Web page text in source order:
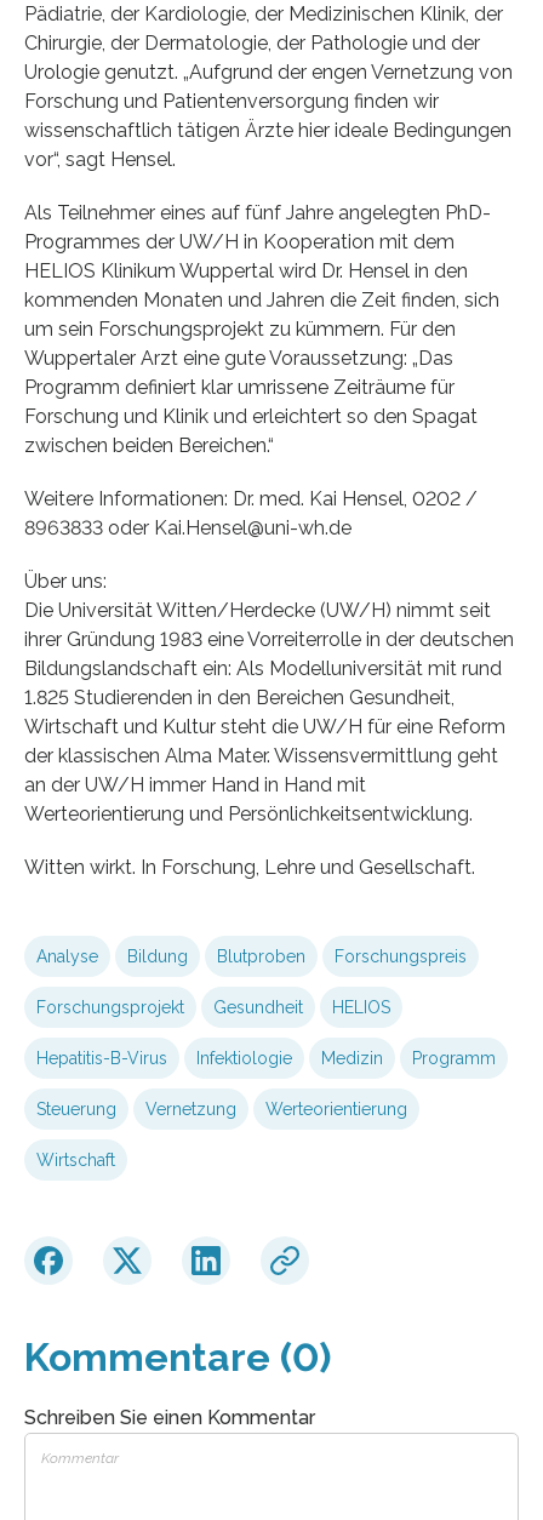
Pädiatrie, der Kardiologie, der Medizinischen Klinik, der
Chirurgie, der Dermatologie, der Pathologie und der
Urologie genutzt. „Aufgrund der engen Vernetzung von
Forschung und Patientenversorgung finden wir
wissenschaftlich tätigen Ärzte hier ideale Bedingungen
vor“, sagt Hensel.
Als Teilnehmer eines auf fünf Jahre angelegten PhD-
Programmes der UW/H in Kooperation mit dem
HELIOS Klinikum Wuppertal wird Dr. Hensel in den
kommenden Monaten und Jahren die Zeit finden, sich
um sein Forschungsprojekt zu kümmern. Für den
Wuppertaler Arzt eine gute Voraussetzung: „Das
Programm definiert klar umrissene Zeiträume für
Forschung und Klinik und erleichtert so den Spagat
zwischen beiden Bereichen.“
Weitere Informationen: Dr. med. Kai Hensel, 0202 /
8963833 oder Kai.Hensel@uni-wh.de
Über uns:
Die Universität Witten/Herdecke (UW/H) nimmt seit
ihrer Gründung 1983 eine Vorreiterrolle in der deutschen
Bildungslandschaft ein: Als Modelluniversität mit rund
1.825 Studierenden in den Bereichen Gesundheit,
Wirtschaft und Kultur steht die UW/H für eine Reform
der klassischen Alma Mater. Wissensvermittlung geht
an der UW/H immer Hand in Hand mit
Werteorientierung und Persönlichkeitsentwicklung.
Witten wirkt. In Forschung, Lehre und Gesellschaft.
Analyse Bildung Blutproben Forschungspreis
Forschungsprojekt Gesundheit HELIOS
Hepatitis-B-Virus Infektiologie Medizin Programm
Steuerung Vernetzung Werteorientierung
Wirtschaft
Kommentare (0)
Schreiben Sie einen Kommentar